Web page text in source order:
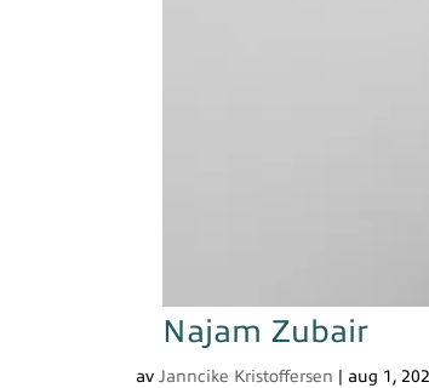
Najam Zubair
avJanncike Kristoffersen aug 1,